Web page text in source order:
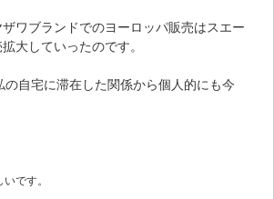
ワブランドでのヨーロッパ販売はスエー
大していったのです。
自宅に滞在した関係から個人的にも今
です。